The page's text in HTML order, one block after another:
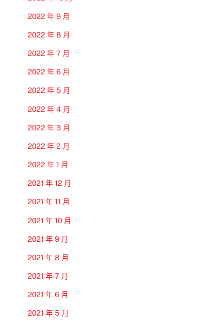
2022 年 9 月
2022 年 8 月
2022 年 7 月
2022 年 6 月
2022 年 5 月
2022 年 4 月
2022 年 3 月
2022 年 2 月
2022 年 1 月
2021 年 12 月
2021 年 11 月
2021 年 10 月
2021 年 9 月
2021 年 8 月
2021 年 7 月
2021 年 6 月
2021 年 5 月